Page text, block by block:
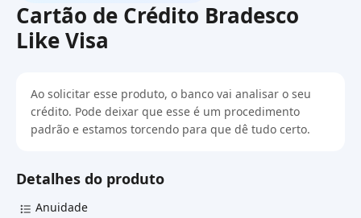
Cartão de Crédito Bradesco
Like Visa
Ao solicitar esse produto, o banco vai analisar o seu
crédito. Pode deixar que esse é um procedimento
padrão e estamos torcendo para que dê tudo certo.
Detalhes do produto
Anuidade